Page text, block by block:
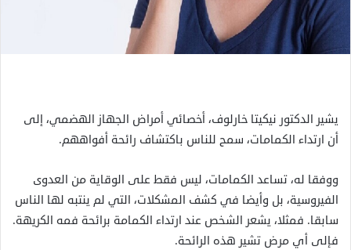
يشير الدكتور نيكيتا خارلوف، أخصائي أمراض الجهاز الهضمي، إلى
أن ارتداء الكمامات، سمح للناس باكتشاف رائحة أفواههم.
ووفقا له، تساعد الكمامات، ليس فقط على الوقاية من العدوى
الفيروسية، بل وأيضا في كشف المشكلات، التي لم ينتبه لها الناس
سابقا. فمثلا، يشعر الشخص عند ارتداء الكمامة برائحة فمه الكريهة.
فإلى أي مرض تشير هذه الرائحة.